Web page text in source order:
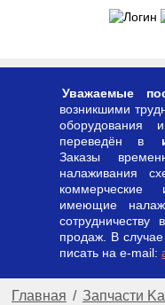
Уважаемые
возникшими
оборудования
переведён в
Заказы
налаживания
коммерческие
имеющие
продаж. В
писать на e-mail:
Главная / Запчасти